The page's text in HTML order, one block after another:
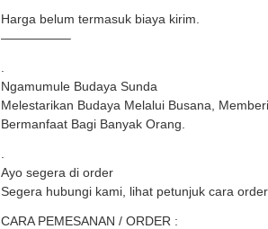
Harga belum termasuk biaya kirim.
—————–
Ngamumule Budaya Sunda
Melestarikan Budaya Melalui Busana,
Bermanfaat Bagi Banyak Orang.
Ayo segera di order
Segera hubungi kami, lihat petunjuk cara
CARA PEMESANAN / ORDER :